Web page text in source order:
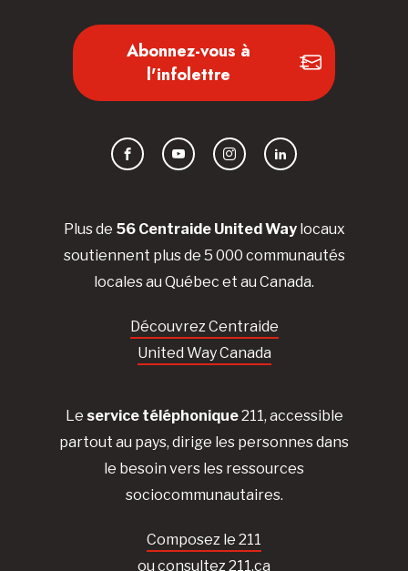
Plus de 56 Centraide United Waylocaux
soutiennent plus de 5 000 communautés
locales au Québec et au Canada.
Découvrez Centraide
United Way Canada
Le service téléphonique211, accessible
partout au pays, dirige les personnes dans
le besoin vers les ressources
sociocommunautaires.
Composez le 211
ou consultez 211.ca
Abonnez-vous à
l'infolettre
FacebookYouTubeInstagramLinkedIn